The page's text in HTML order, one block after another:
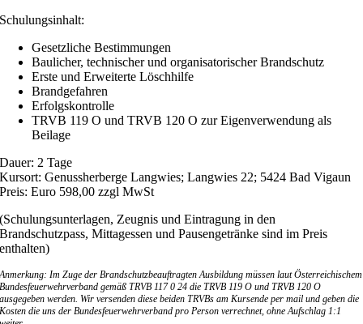
Schulungsinhalt:
Gesetzliche Bestimmungen
Baulicher, technischer und organisatorischer Brandschutz
Erste und Erweiterte Löschhilfe
Brandgefahren
Erfolgskontrolle
TRVB 119 O und TRVB 120 O zur Eigenverwendung als
Beilage
Dauer: 2 Tage
Kursort: Genussherberge Langwies; Langwies 22; 5424 Bad Vigaun
Preis: Euro 598,00 zzgl MwSt
(Schulungsunterlagen, Zeugnis und Eintragung in den
Brandschutzpass,Mittagessen und Pausengetränke sind im Preis
enthalten)
Anmerkung: Im Zuge der Brandschutzbeauftragten Ausbildung müssen laut Österreichischem
Bundesfeuerwehrverband gemäß TRVB 117 0 24 die TRVB 119 O und TRVB 120 O
ausgegeben werden. Wir versenden diese beiden TRVBs am Kursende per mail und geben die
Kosten die uns der Bundesfeuerwehrverband pro Person verrechnet, ohne Aufschlag 1:1